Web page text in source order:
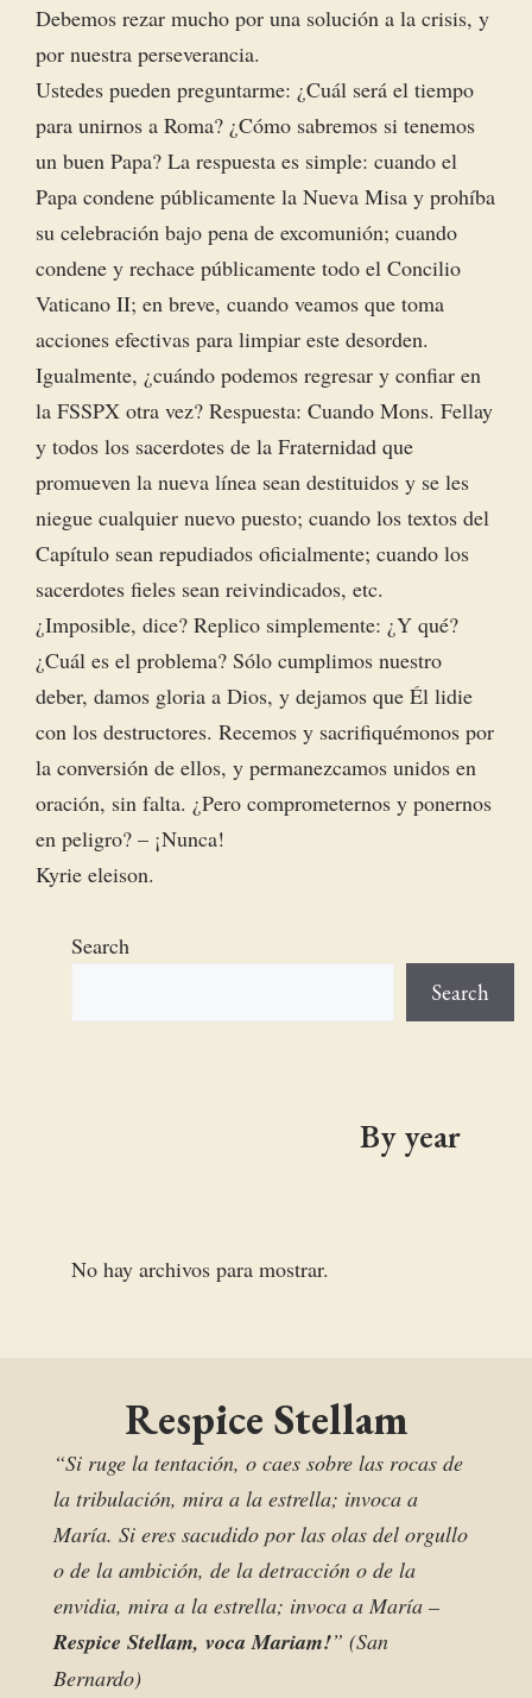
Debemos rezar mucho por una solución a la crisis, y
por nuestra perseverancia.
Ustedes pueden preguntarme: ¿Cuál será el tiempo
para unirnos a Roma? ¿Cómo sabremos si tenemos
un buen Papa? La respuesta es simple: cuando el
Papa condene públicamente la Nueva Misa y prohíba
su celebración bajo pena de excomunión; cuando
condene y rechace públicamente todo el Concilio
Vaticano II; en breve, cuando veamos que toma
acciones efectivas para limpiar este desorden.
Igualmente, ¿cuándo podemos regresar y confiar en
la FSSPX otra vez? Respuesta: Cuando Mons. Fellay
y todos los sacerdotes de la Fraternidad que
promueven la nueva línea sean destituidos y se les
niegue cualquier nuevo puesto; cuando los textos del
Capítulo sean repudiados oficialmente; cuando los
sacerdotes fieles sean reivindicados, etc.
¿Imposible, dice? Replico simplemente: ¿Y qué?
¿Cuál es el problema? Sólo cumplimos nuestro
deber, damos gloria a Dios, y dejamos que Él lidie
con los destructores. Recemos y sacrifiquémonos por
la conversión de ellos, y permanezcamos unidos en
oración, sin falta. ¿Pero comprometernos y ponernos
en peligro? – ¡Nunca!
Kyrie eleison.
Search
Search
By year
No hay archivos para mostrar.
Respice Stellam
“Si ruge la tentación, o caes sobre las rocas de
la tribulación, mira a la estrella; invoca a
María. Si eres sacudido por las olas del orgullo
o de la ambición, de la detracción o de la
envidia, mira a la estrella; invoca a María –
Respice Stellam, voca Mariam!” (San
Bernardo)